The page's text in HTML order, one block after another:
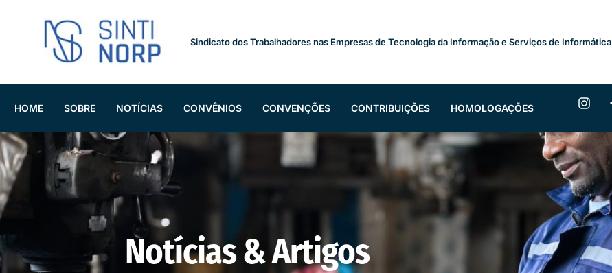
Sindicato dos Trabalhadores nas Empresas de Tecnologia da Informação e Serviços de Informática
HOME SOBRE NOTÍCIAS CONVÊNIOS CONVENÇÕES CONTRIBUIÇÕES HOMOLOGAÇÕES
Notícias & Artigos